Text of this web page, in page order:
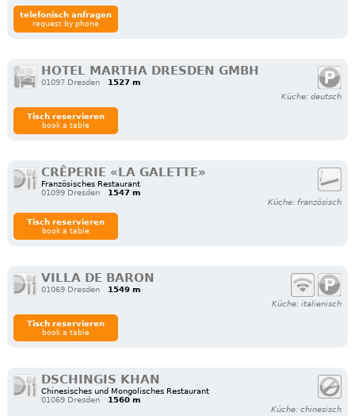
telefonisch anfragen
request by phone
HOTEL MARTHA DRESDEN GMBH
01097 Dresden
1527 m
Küche: deutsch
Tisch reservieren
book a table
CRÊPERIE «LA GALETTE»
Französisches Restaurant
01099 Dresden
1547 m
Küche: französisch
Tisch reservieren
book a table
VILLA DE BARON
01069 Dresden
1549 m
Küche: italienisch
Tisch reservieren
book a table
DSCHINGIS KHAN
Chinesisches und Mongolisches Restaurant
01069 Dresden
1560 m
Küche: chinesisch